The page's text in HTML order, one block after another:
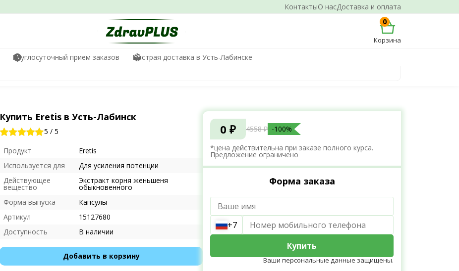
КонтактыО насДоставка и оплата
0
Корзина
Круглосуточный прием заказов Быстрая доставка в Усть-Лабинске
Купить Eretis в Усть-Лабинск
5 / 5
Продукт
Eretis
Используется для
Для усиления потенции
Действующее
вещество
Экстракт корня женьшеня
обыкновенного
Форма выпуска
Капсулы
Артикул
15127680
Доступность
В наличии
Добавить в корзину
0 ₽ 4558 ₽ -100%
*цена действительна при заказе полного курса.
Предложение ограничено
Форма заказа
+7
Купить
Ваши персональные данные защищены.